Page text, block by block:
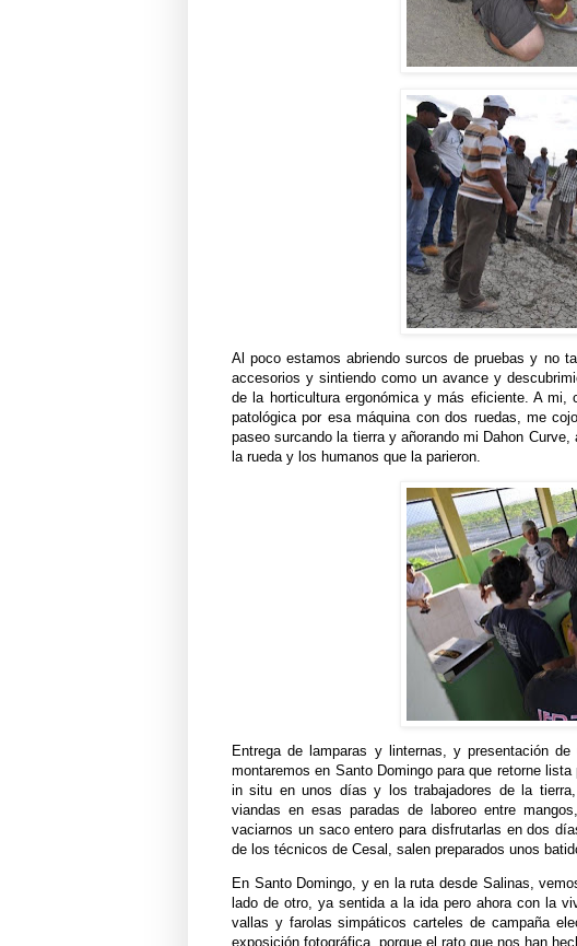
Al poco estamos abriendo surcos de pruebas y no
accesorios y sintiendo como un avance y
de la horticultura ergonómica y más eficiente. A
patológica por esa máquina con dos ruedas, me
paseo surcando la tierra y añorando mi Dahon
la rueda y los humanos que la parieron.
Entrega de lamparas y linternas, y presentación
montaremos en Santo Domingo para que retorne
in situ en unos días y los trabajadores de la
viandas en esas paradas de laboreo entre
vaciarnos un saco entero para disfrutarlas en dos
de los técnicos de Cesal, salen preparados unos
En Santo Domingo, y en la ruta desde Salinas,
lado de otro, ya sentida a la ida pero ahora con la
vallas y farolas simpáticos carteles de campaña
exposición fotográfica, porque el rato que nos han